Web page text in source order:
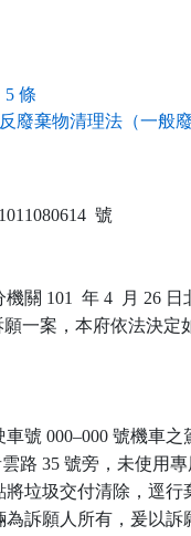
5 條
廢棄物清理法（一般
號
關 101  年 4  月 26 日
一案，本府依法決定
號 000–000 號機車之
路 35 號旁，未使用專
垃圾交付清除，逕行
訴願人所有，爰以訴